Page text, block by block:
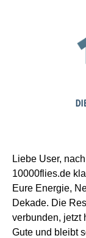
Liebe User,
10000flies.de
Eure Energie,
Dekade. Die
verbunden, jetzt
Gute und bleibt